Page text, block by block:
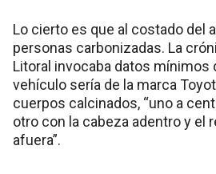
Lo cierto es que al costado del
personas carbonizadas. La
Litoral invocaba datos mínimos
vehículo sería de la marca
cuerpos calcinados, “uno a
otro con la cabeza adentro y el
afuera”.